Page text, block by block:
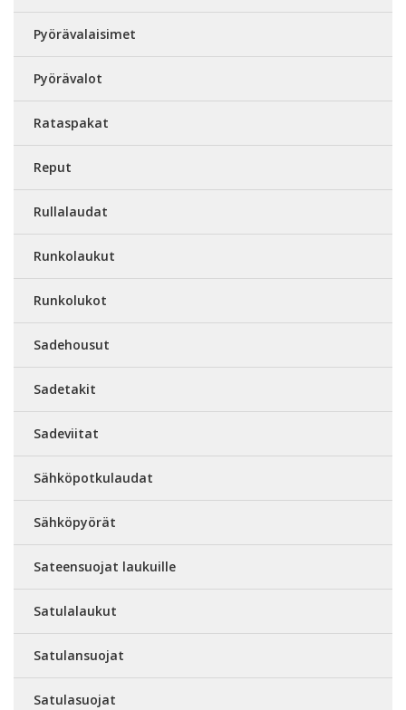
Pyörävalaisimet
Pyörävalot
Rataspakat
Reput
Rullalaudat
Runkolaukut
Runkolukot
Sadehousut
Sadetakit
Sadeviitat
Sähköpotkulaudat
Sähköpyörät
Sateensuojat laukuille
Satulalaukut
Satulansuojat
Satulasuojat